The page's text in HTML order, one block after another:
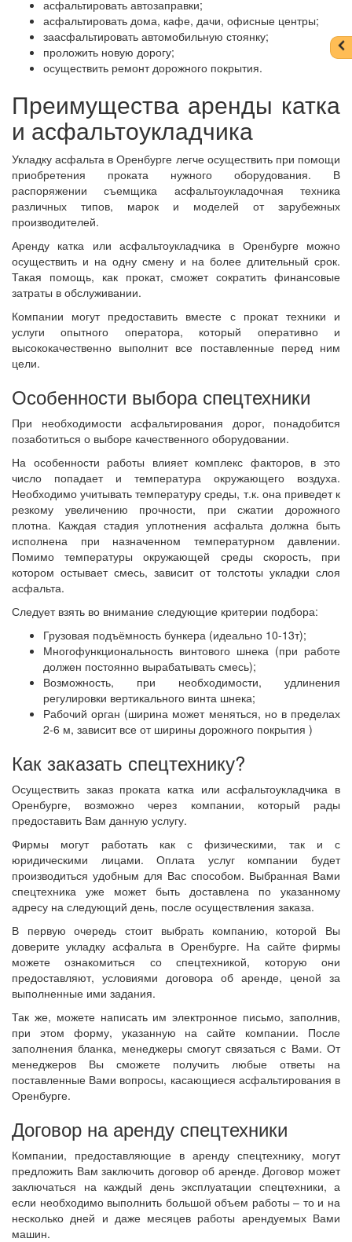
асфальтировать автозаправки;
асфальтировать дома, кафе, дачи, офисные центры;
заасфальтировать автомобильную стоянку;
проложить новую дорогу;
осуществить ремонт дорожного покрытия.
Преимущества аренды катка
и асфальтоукладчика
Укладку асфальта в Оренбурге легче осуществить при помощи
приобретения проката нужного оборудования. В
распоряжении съемщика асфальтоукладочная техника
различных типов, марок и моделей от зарубежных
производителей.
Аренду катка или асфальтоукладчика в Оренбурге можно
осуществить и на одну смену и на более длительный срок.
Такая помощь, как прокат, сможет сократить финансовые
затраты в обслуживании.
Компании могут предоставить вместе с прокат техники и
услуги опытного оператора, который оперативно и
высококачественно выполнит все поставленные перед ним
цели.
Особенности выбора спецтехники
При необходимости асфальтирования дорог, понадобится
позаботиться о выборе качественного оборудовании.
На особенности работы влияет комплекс факторов, в это
число попадает и температура окружающего воздуха.
Необходимо учитывать температуру среды, т.к. она приведет к
резкому увеличению прочности, при сжатии дорожного
плотна. Каждая стадия уплотнения асфальта должна быть
исполнена при назначенном температурном давлении.
Помимо температуры окружающей среды скорость, при
котором остывает смесь, зависит от толстоты укладки слоя
асфальта.
Следует взять во внимание следующие критерии подбора:
Грузовая подъёмность бункера (идеально 10-13т);
Многофункциональность винтового шнека (при работе
должен постоянно вырабатывать смесь);
Возможность, при необходимости, удлинения
регулировки вертикального винта шнека;
Рабочий орган (ширина может меняться, но в пределах
2-6 м, зависит все от ширины дорожного покрытия )
Как заказать спецтехнику?
Осуществить заказ проката катка или асфальтоукладчика в
Оренбурге, возможно через компании, который рады
предоставить Вам данную услугу.
Фирмы могут работать как с физическими, так и с
юридическими лицами. Оплата услуг компании будет
производиться удобным для Вас способом. Выбранная Вами
спецтехника уже может быть доставлена по указанному
адресу на следующий день, после осуществления заказа.
В первую очередь стоит выбрать компанию, которой Вы
доверите укладку асфальта в Оренбурге. На сайте фирмы
можете ознакомиться со спецтехникой, которую они
предоставляют, условиями договора об аренде, ценой за
выполненные ими задания.
Так же, можете написать им электронное письмо, заполнив,
при этом форму, указанную на сайте компании. После
заполнения бланка, менеджеры смогут связаться с Вами. От
менеджеров Вы сможете получить любые ответы на
поставленные Вами вопросы, касающиеся асфальтирования в
Оренбурге.
Договор на аренду спецтехники
Компании, предоставляющие в аренду спецтехнику, могут
предложить Вам заключить договор об аренде. Договор может
заключаться на каждый день эксплуатации спецтехники, а
если необходимо выполнить большой объем работы – то и на
несколько дней и даже месяцев работы арендуемых Вами
машин.